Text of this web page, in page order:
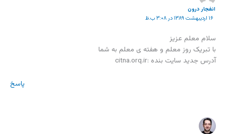
انفجار درون
۱۶ اردیبهشت ۱۳۸۹ در ۳:۰۸ ب.ظ
سلام معلم عزیز
با تبریک روز معلم و هفته ی معلم به شما
آدرس جدید سایت بنده :citna.orq.ir
پاسخ